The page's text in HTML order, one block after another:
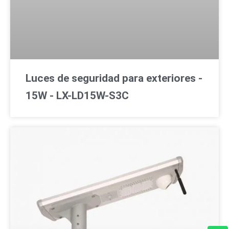
Luces de seguridad para exteriores -
15W - LX-LD15W-S3C